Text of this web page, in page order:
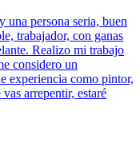
una persona seria, buen
trabajador, con ganas
Realizo mi trabajo
considero un
experiencia como pintor,
arrepentir, estaré